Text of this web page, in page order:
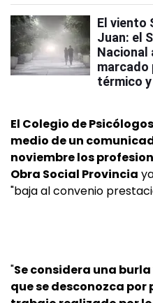
El viento
Juan: el
Nacional
marcado
térmico
El Colegio de
medio de un
noviembre los
Obra Social Provincia
"baja al convenio
"Se considera una
que se desconozca